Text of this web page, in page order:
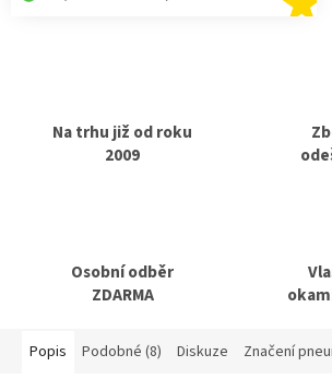
Na trhu již od roku
2009
Osobní odběr
ZDARMA
Popis Podobné (8) Diskuze Značení